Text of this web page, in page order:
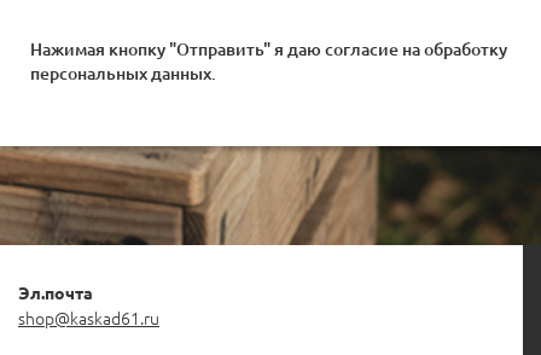
Нажимая кнопку "Отправить" я даю согласие наобработку
персональных данных
Эл.почта
shop@kaskad61.ru